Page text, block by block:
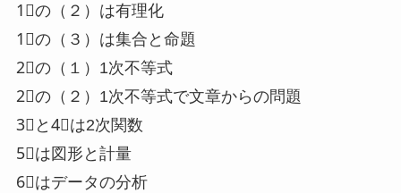
1⃣の（２）は有理化
1⃣の（３）は集合と命題
2⃣の（１）1次不等式
2⃣の（２）1次不等式で文章からの問題
3⃣と4⃣は2次関数
5⃣は図形と計量
6⃣はデータの分析